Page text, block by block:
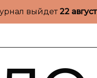
выйдет22